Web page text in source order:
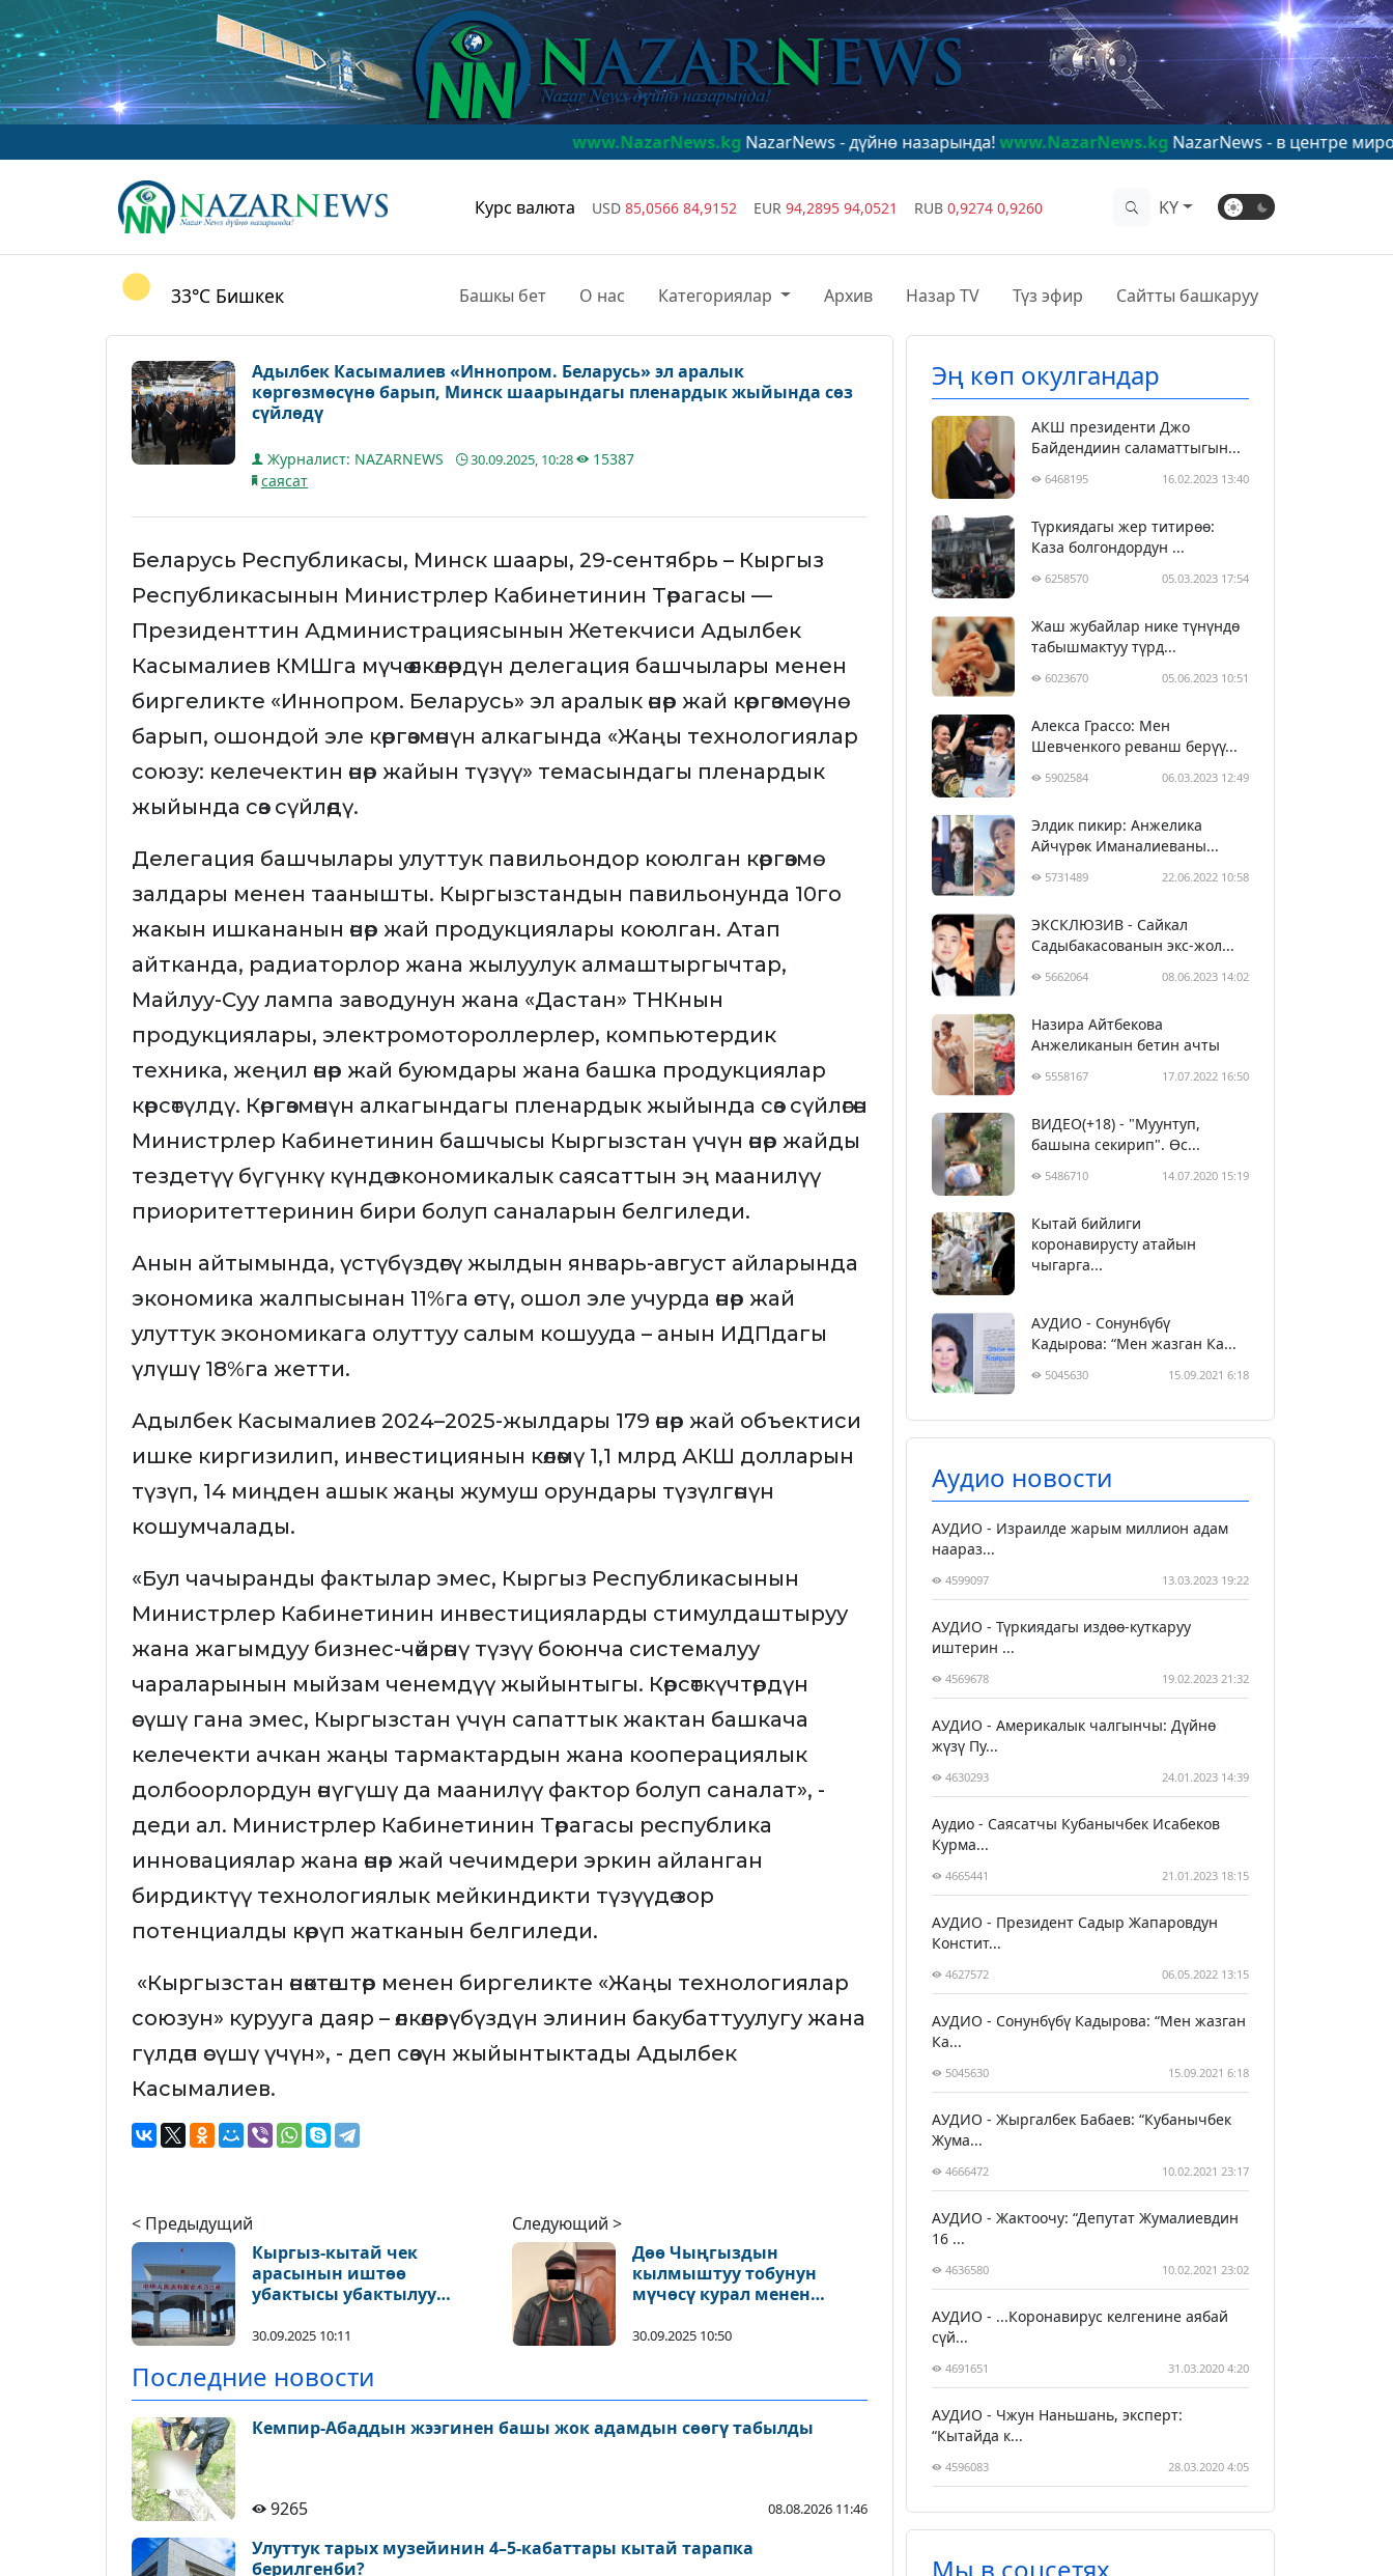
www.NazarNews.kgNazarNews - дүйнө назарында!www.NazarNews.kgNazarNews - в центре мирового
Курс валюта USD 85,0566 84,9152 EUR 94,2895 94,0521 RUB 0,9274 0,9260 KY
33°C Бишкек Башкы бет О нас Категориялар Архив Назар TV Түз эфир Сайтты башкаруу
Адылбек Касымалиев «Иннопром. Беларусь» эл аралык
көргөзмөсүнө барып, Минск шаарындагы пленардык жыйында сөз
сүйлөдү
Журналист: NAZARNEWS 30.09.2025, 10:28
15387
саясат
Беларусь Республикасы, Минск шаары, 29-сентябрь – Кыргыз
Республикасынын Министрлер Кабинетинин Төрагасы —
Президенттин Администрациясынын Жетекчиси Адылбек
Касымалиев КМШга мүчө өлкөлөрдүн делегация башчылары менен
биргеликте «Иннопром. Беларусь» эл аралык өнөр жай көргөзмөсүнө
барып, ошондой эле көргөзмөнүн алкагында «Жаңы технологиялар
союзу: келечектин өнөр жайын түзүү» темасындагы пленардык
жыйында сөз сүйлөдү.
Делегация башчылары улуттук павильондор коюлган көргөзмө
залдары менен таанышты. Кыргызстандын павильонунда 10го
жакын ишкананын өнөр жай продукциялары коюлган. Атап
айтканда, радиаторлор жана жылуулук алмаштыргычтар,
Майлуу-Суу лампа заводунун жана «Дастан» ТНКнын
продукциялары, электромотороллерлер, компьютердик
техника, жеңил өнөр жай буюмдары жана башка продукциялар
көрсөтүлдү. Көргөзмөнүн алкагындагы пленардык жыйында сөз сүйлөгөн
Министрлер Кабинетинин башчысы Кыргызстан үчүн өнөр жайды
тездетүү бүгүнкү күндө экономикалык саясаттын эң маанилүү
приоритеттеринин бири болуп саналарын белгиледи.
Анын айтымында, үстүбүздөгү жылдын январь-август айларында
экономика жалпысынан 11%га өстү, ошол эле учурда өнөр жай
улуттук экономикага олуттуу салым кошууда – анын ИДПдагы
үлүшү 18%га жетти.
Адылбек Касымалиев 2024–2025-жылдары 179 өнөр жай объектиси
ишке киргизилип, инвестициянын көлөмү 1,1 млрд АКШ долларын
түзүп, 14 миңден ашык жаңы жумуш орундары түзүлгөнүн
кошумчалады.
«Бул чачыранды фактылар эмес, Кыргыз Республикасынын
Министрлер Кабинетинин инвестицияларды стимулдаштыруу
жана жагымдуу бизнес-чөйрөнү түзүү боюнча системалуу
чараларынын мыйзам ченемдүү жыйынтыгы. Көрсөткүчтөрдүн
өсүшү гана эмес, Кыргызстан үчүн сапаттык жактан башкача
келечекти ачкан жаңы тармактардын жана кооперациялык
долбоорлордун өнүгүшү да маанилүү фактор болуп саналат», -
деди ал. Министрлер Кабинетинин Төрагасы республика
инновациялар жана өнөр жай чечимдери эркин айланган
бирдиктүү технологиялык мейкиндикти түзүүдө зор
потенциалды көрүп жатканын белгиледи.
«Кыргызстан өнөктөштөр менен биргеликте «Жаңы технологиялар
союзун» курууга даяр – өлкөлөрүбүздүн элинин бакубаттуулугу жана
гүлдөп өсүшү үчүн», - деп сөзүн жыйынтыктады Адылбек
Касымалиев.
< Предыдущий
Кыргыз-кытай чек
арасынын иштөө
убактысы убактылуу
30.09.2025 10:11
Следующий >
Дөө Чыңгыздын
кылмыштуу тобунун
мүчөсү курал менен
30.09.2025 10:50
Последние новости
Кемпир-Абаддын жээгинен башы жок адамдын сөөгү табылды
9265 08.08.2026 11:46
Улуттук тарых музейинин 4–5-кабаттары кытай тарапка
берилгенби?
Эң көп окулгандар
АКШ президенти Джо
Байдендиин саламаттыгын...
6468195 16.02.2023 13:40
Түркиядагы жер титирөө:
Каза болгондордун ...
6258570 05.03.2023 17:54
Жаш жубайлар нике түнүндө
табышмактуу түрд...
6023670 05.06.2023 10:51
Алекса Грассо: Мен
Шевченкого реванш берүү...
5902584 06.03.2023 12:49
Элдик пикир: Анжелика
Айчүрөк Иманалиеваны...
5731489 22.06.2022 10:58
ЭКСКЛЮЗИВ - Сайкал
Садыбакасованын экс-жол...
5662064 08.06.2023 14:02
Назира Айтбекова
Анжеликанын бетин ачты
5558167 17.07.2022 16:50
ВИДЕО(+18) - "Муунтуп,
башына секирип". Өс...
5486710 14.07.2020 15:19
Кытай бийлиги
коронавирусту атайын
чыгарга...
АУДИО - Сонунбүбү
Кадырова: “Мен жазган Ка...
5045630 15.09.2021 6:18
Аудио новости
АУДИО - Израилде жарым миллион адам
наараз...
4599097 13.03.2023 19:22
АУДИО - Түркиядагы издөө-куткаруу
иштерин ...
4569678 19.02.2023 21:32
АУДИО - Америкалык чалгынчы: Дүйнө
жүзү Пу...
4630293 24.01.2023 14:39
Аудио - Саясатчы Кубанычбек Исабеков
Курма...
4665441 21.01.2023 18:15
АУДИО - Президент Садыр Жапаровдун
Констит...
4627572 06.05.2022 13:15
АУДИО - Сонунбүбү Кадырова: “Мен жазган
Ка...
5045630 15.09.2021 6:18
АУДИО - Жыргалбек Бабаев: “Кубанычбек
Жума...
4666472 10.02.2021 23:17
АУДИО - Жактоочу: “Депутат Жумалиевдин
16 ...
4636580 10.02.2021 23:02
АУДИО - ...Коронавирус келгенине аябай
сүй...
4691651 31.03.2020 4:20
АУДИО - Чжун Наньшань, эксперт:
“Кытайда к...
4596083 28.03.2020 4:05